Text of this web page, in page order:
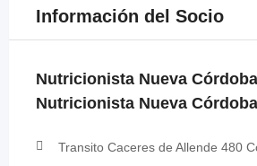
Información del Socio
Nutricionista Nueva
Nutricionista Nueva
Transito Caceres de Allende 480